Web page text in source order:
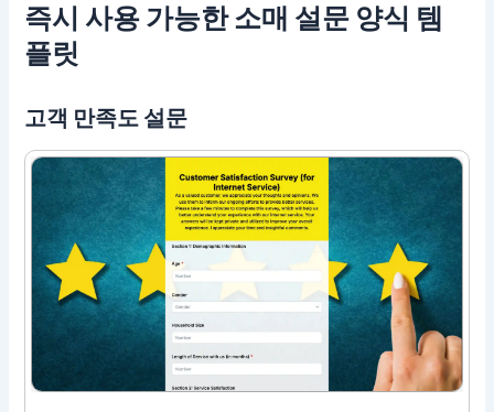
즉시 사용 가능한 소매 설문 양식 템
플릿
고객 만족도 설문